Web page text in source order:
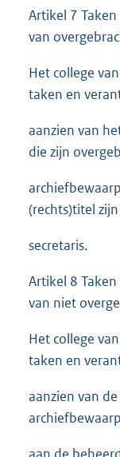
Artikel 7
van
Het college
taken en
aanzien van
die zijn
(rechts)titel
secretaris.
Artikel 8
van niet
Het college
taken en
aanzien van